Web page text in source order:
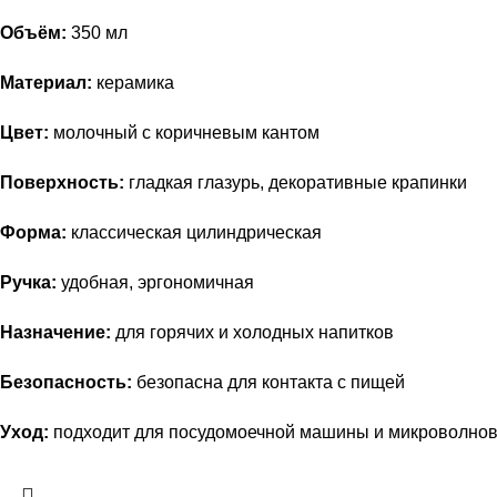
Объём: 350 мл
Материал: керамика
Цвет: молочный с коричневым кантом
Поверхность: гладкая глазурь, декоративные крапинки
Форма: классическая цилиндрическая
Ручка: удобная, эргономичная
Назначение: для горячих и холодных напитков
Безопасность: безопасна для контакта с пищей
Уход: подходит для посудомоечной машины и